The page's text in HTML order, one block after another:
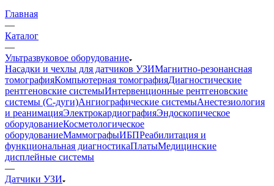
Главная
—
Каталог
—
Ультразвуковое оборудование
Насадки и чехлы для датчиков УЗИМагнитно-резонансная
томографияКомпьютерная томографияДиагностические
рентгеновские системыИнтервенционные рентгеновские
системы (С-дуги)Ангиографические системыАнестезиология
и реанимацияЭлектрокардиографияЭндоскопическое
оборудованиеКосметологическое
оборудованиеМаммографыИБПРеабилитация и
функциональная диагностикаПлатыМедицинские
дисплейные системы
—
Датчики УЗИ